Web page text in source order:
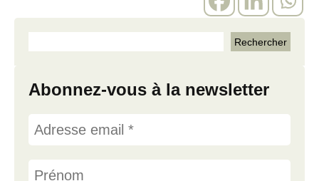
Abonnez-vous à la newsletter